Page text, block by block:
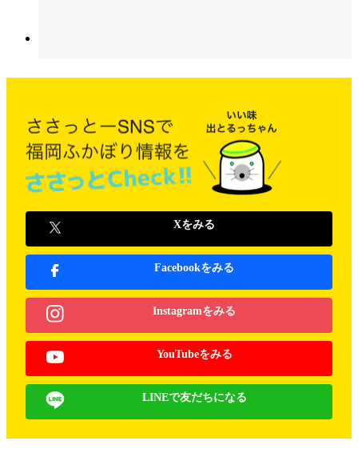
Xをみる
Facebookをみる
Instagramをみる
YouTubeをみる
LINEで友だちになる